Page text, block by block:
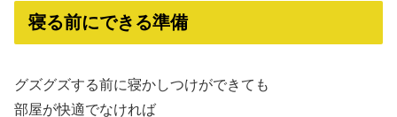
寝る前にできる準備
グズグズする前に寝かしつけができても
部屋が快適でなければ